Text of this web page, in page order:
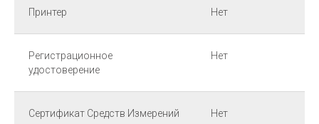
Принтер Нет
Регистрационное
удостоверение
Нет
Сертификат Средств Измерений Нет